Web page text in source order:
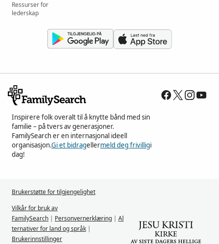
Ressurser for
lederskap
Inspirere folk overalt til å knytte bånd med sin
familie – på tvers av generasjoner.
FamilySearch er en internasjonal ideell
organisasjon.Gi et bidragellermeld deg frivilligi
dag!
Brukerstøtte for tilgjengelighet
Vilkår for bruk av
FamilySearch | Personvernerklæring | Al
ternativer for land og språk |
Brukerinnstillinger